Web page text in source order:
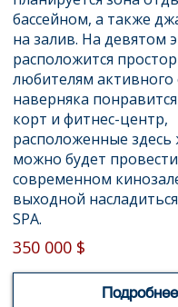
бассейном, а также
на залив. На девятом
расположится
любителям активного
наверняка
корт и фитнес-центр,
расположенные здесь
можно будет
современном
выходной
SPA.
350 000 $
Подробнее